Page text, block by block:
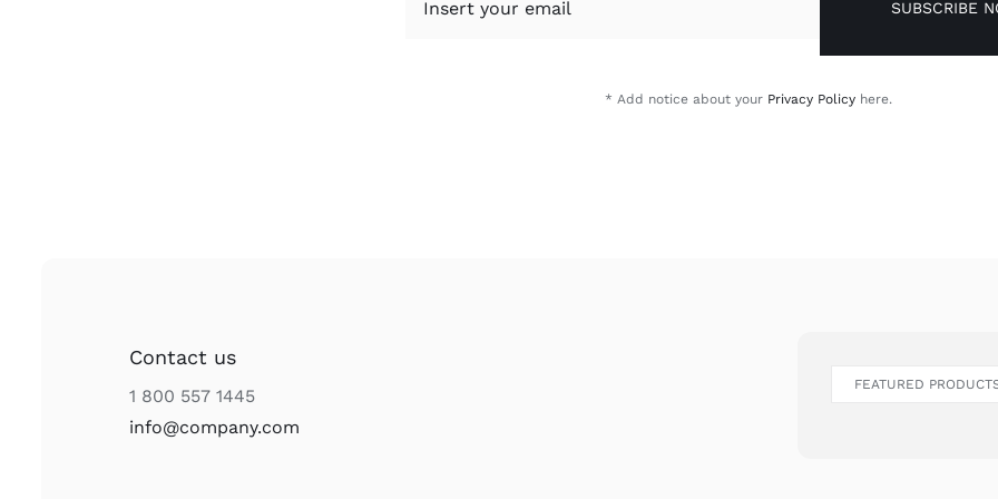
SUBSCRIBE
* Add notice about your Privacy Policyhere.
Contact us
1 800 557 1445
info@company.com
FEATURED